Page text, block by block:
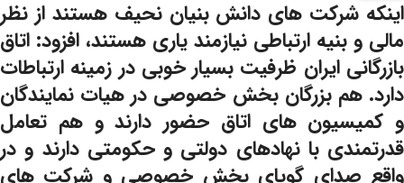
اینکه شرکت های دانش بنیان نحیف هستند از نظر
مالی و بنیه ارتباطی نیازمند یاری هستند، افزود: اتاق
بازرگانی ایران ظرفیت بسیار خوبی در زمینه ارتباطات
دارد. هم بزرگان بخش خصوصی در هیات نمایندگان
و کمیسیون های اتاق حضور دارند و هم تعامل
قدرتمندی با نهادهای دولتی و حکومتی دارند و در
واقع صدای گویای بخش خصوصی و شرکت های